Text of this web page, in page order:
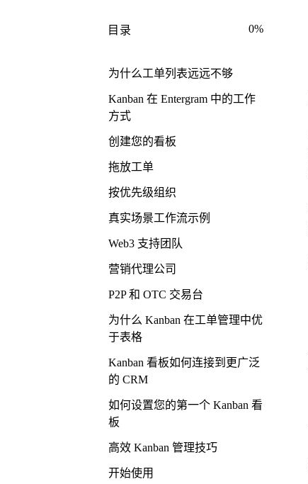
目录 0%
为什么工单列表远远不够
Kanban 在 Entergram 中的工作
方式
创建您的看板
拖放工单
按优先级组织
真实场景工作流示例
Web3 支持团队
营销代理公司
P2P 和 OTC 交易台
为什么 Kanban 在工单管理中优
于表格
Kanban 看板如何连接到更广泛
的 CRM
如何设置您的第一个 Kanban 看
板
高效 Kanban 管理技巧
开始使用